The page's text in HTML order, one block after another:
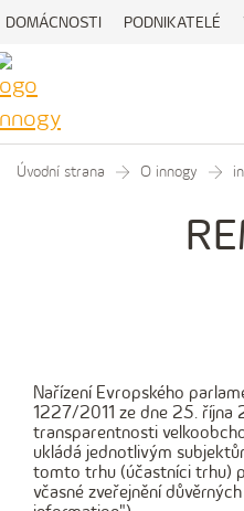
DOMÁCNOSTI PODNIKATELÉ
Úvodní strana O innogy
Nařízení Evropského
1227/2011 ze dne 25. října
transparentnosti
ukládá jednotlivým
tomto trhu (účastníci trhu)
včasné zveřejnění